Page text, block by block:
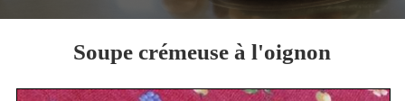
Soupe crémeuse à l'oignon